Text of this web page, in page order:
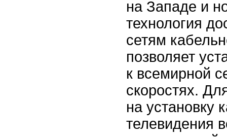
на Западе и
технология
сетям
позволяет
к всемирной
скоростях.
на установку
телевидения